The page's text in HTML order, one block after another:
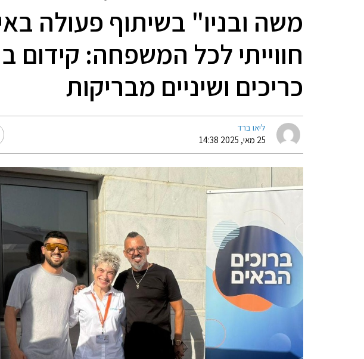
משה ובניו" בשיתוף פעולה
חווייתי לכל המשפחה: קידום
כריכים ושיניים מבריקות
ליאו ברד
25 מאי, 2025 14:38